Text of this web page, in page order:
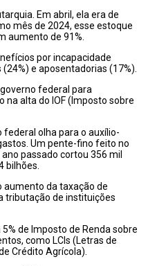
Em abril, ela era de
mês de 2024, esse estoque
aumento de 91%.
por incapacidade
e aposentadorias (17%).
federal para
na alta do IOF (Imposto sobre
federal olha para o auxílio-
Um pente-fino feito no
passado cortou 356 mil
bilhões.
aumento da taxação de
tributação de instituições
de Imposto de Renda sobre
como LCIs (Letras de
Crédito Agrícola).